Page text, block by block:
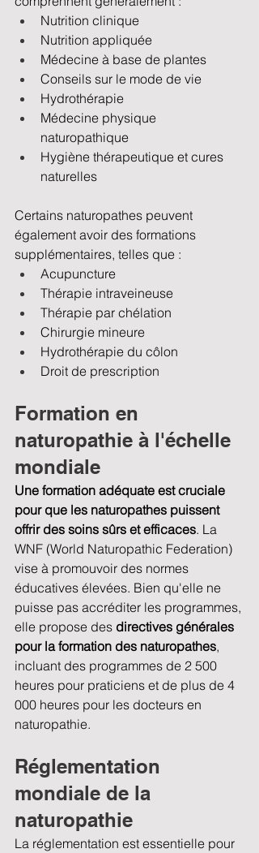
Nutrition clinique
Nutrition appliquée
Médecine à base de plantes
Conseils sur le mode de vie
Hydrothérapie
Médecine physique
naturopathique
Hygiène thérapeutique et cures
naturelles
Certains naturopathes peuvent
également avoir des formations
supplémentaires, telles que :
Acupuncture
Thérapie intraveineuse
Thérapie par chélation
Chirurgie mineure
Hydrothérapie du côlon
Droit de prescription
Formation en
naturopathie à l'échelle
mondiale
Une formation adéquate est cruciale
pour que les naturopathes puissent
offrir des soins sûrs et efficaces. La
WNF (World Naturopathic Federation)
vise à promouvoir des normes
éducatives élevées. Bien qu'elle ne
puisse pas accréditer les programmes,
elle propose des directives générales
pour la formation des naturopathes,
incluant des programmes de 2 500
heures pour praticiens et de plus de 4
000 heures pour les docteurs en
naturopathie.
Réglementation
mondiale de la
naturopathie
La réglementation est essentielle pour